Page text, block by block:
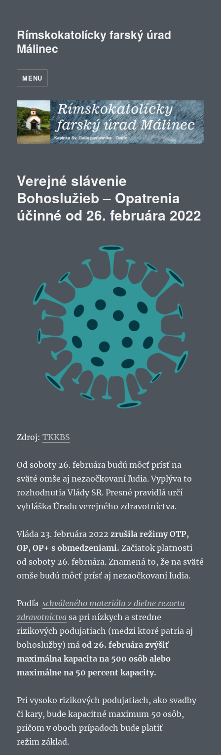
Rímskokatolícky farský úrad
Málinec
MENU
Verejné slávenie
Bohoslužieb – Opatrenia
účinné od 26. februára 2022
Zdroj:TKKBS
Od soboty 26. februára budú môcť prísť na
sväté omše aj nezaočkovaní ľudia. Vyplýva to
rozhodnutia Vlády SR. Presné pravidlá určí
vyhláška Úradu verejného zdravotníctva.
Vláda 23. februára 2022zrušila režimy OTP,
OP, OP+ s obmedzeniami. Začiatok platnosti
od soboty 26. februára. Znamená to, že na sväté
omše budú môcť prísť aj nezaočkovaní ľudia.
Podľaschváleného materiálu z dielne rezortu
zdravotníctva sa pri nízkych a stredne
rizikových podujatiach (medzi ktoré patria aj
bohoslužby) máod 26. februára zvýšiť
maximálna kapacita na 500 osôb alebo
maximálne na 50 percent kapacity.
Pri vysoko rizikových podujatiach, ako svadby
či kary, bude kapacitné maximum 50 osôb,
pričom v oboch prípadoch bude platiť
režim základ.